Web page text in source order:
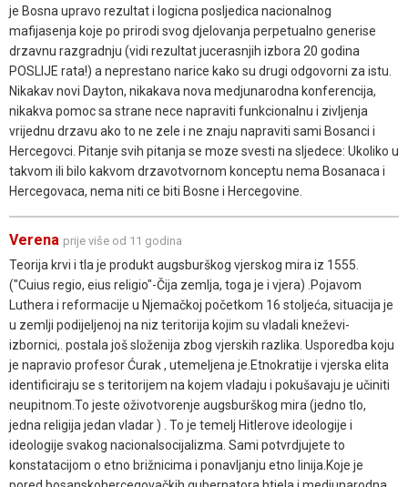
je Bosna upravo rezultat i logicna posljedica nacionalnog
mafijasenja koje po prirodi svog djelovanja perpetualno generise
drzavnu razgradnju (vidi rezultat jucerasnjih izbora 20 godina
POSLIJE rata!) a neprestano narice kako su drugi odgovorni za istu.
Nikakav novi Dayton, nikakava nova medjunarodna konferencija,
nikakva pomoc sa strane nece napraviti funkcionalnu i zivljenja
vrijednu drzavu ako to ne zele i ne znaju napraviti sami Bosanci i
Hercegovci. Pitanje svih pitanja se moze svesti na sljedece: Ukoliko u
takvom ili bilo kakvom drzavotvornom konceptu nema Bosanaca i
Hercegovaca, nema niti ce biti Bosne i Hercegovine.
Verena prije više od 11 godina
Teorija krvi i tla je produkt augsburškog vjerskog mira iz 1555.
("Cuius regio, eius religio"-Čija zemlja, toga je i vjera) .Pojavom
Luthera i reformacije u Njemačkoj početkom 16 stoljeća, situacija je
u zemlji podijeljenoj na niz teritorija kojim su vladali kneževi-
izbornici,. postala još složenija zbog vjerskih razlika. Usporedba koju
je napravio profesor Ćurak , utemeljena je.Etnokratije i vjerska elita
identificiraju se s teritorijem na kojem vladaju i pokušavaju je učiniti
neupitnom.To jeste oživotvorenje augsburškog mira (jedno tlo,
jedna religija jedan vladar ) . To je temelj Hitlerove ideologije i
ideologije svakog nacionalsocijalizma. Sami potvrdjujete to
konstatacijom o etno brižnicima i ponavljanju etno linija.Koje je